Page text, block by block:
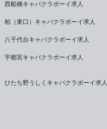
西船橋キャバクラボーイ求人
柏（東口）キャバクラボーイ求人
八千代台キャバクラボーイ求人
宇都宮キャバクラボーイ求人
ひたち野うしくキャバクラボーイ求人